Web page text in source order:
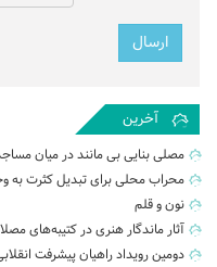
آخرین
مصلی بنایی بی مانند در میان
محراب محلی برای تبدیل کثرت به
نون و قلم
آثار ماندگار هنری در کتیبه‌های
دومین رویداد راهیان پیشرفت